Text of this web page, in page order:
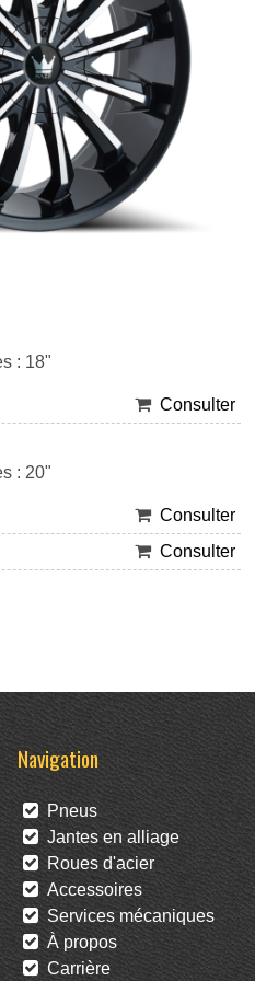
: 18"
Consulter
: 20"
Consulter
Consulter
Navigation
Pneus
Jantes en alliage
Roues d'acier
Accessoires
Services mécaniques
À propos
Carrière